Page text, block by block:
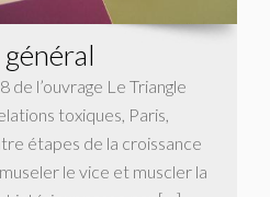
l’ouvrage Le Triangle
toxiques, Paris,
étapes de la croissance
le vice et muscler la